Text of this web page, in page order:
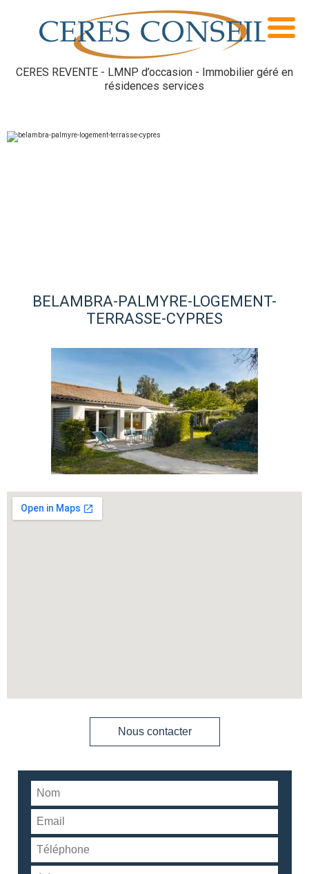
CERES REVENTE - LMNP d’occasion - Immobilier géré en
résidences services
BELAMBRA-PALMYRE-LOGEMENT-
TERRASSE-CYPRES
Nous contacter